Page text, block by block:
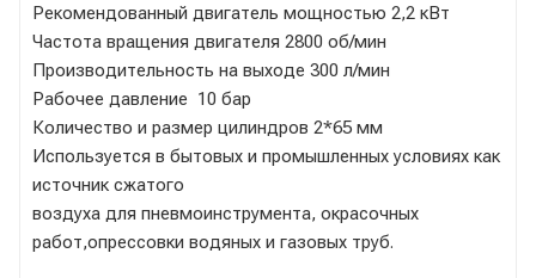
Рекомендованный двигатель мощностью 2,2 кВт
Частота вращения двигателя 2800 об/мин
Производительность на выходе 300 л/мин
Рабочее давление 10 бар
Количество и размер цилиндров 2*65 мм
Используется в бытовых и промышленных условиях как
источник сжатого
воздуха для пневмоинструмента, окрасочных
работ,опрессовки водяных и газовых труб.